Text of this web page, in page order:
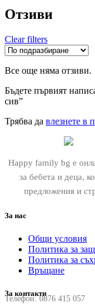
Отзиви
Clear filters
Все още няма отзиви.
Бъдете първият
сив”
Трябва да влезнете в
Happy family bg е
за бебета и деца,
предложения и
За нас
Общи условия
Политика за
Политика за
Връщане
За контакти
Телефон:0876 415 057